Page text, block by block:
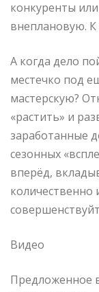
конкуренты
внеплановую.
А когда дело
местечко под
мастерскую?
«растить» и
заработанные
сезонных
вперёд,
количественно
Видео
Предложенное